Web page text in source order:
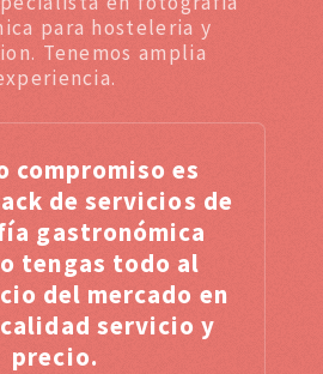
para hosteleria y
Tenemos amplia
compromiso es
de servicios de
gastronómica
tengas todo al
del mercado en
servicio y
precio.